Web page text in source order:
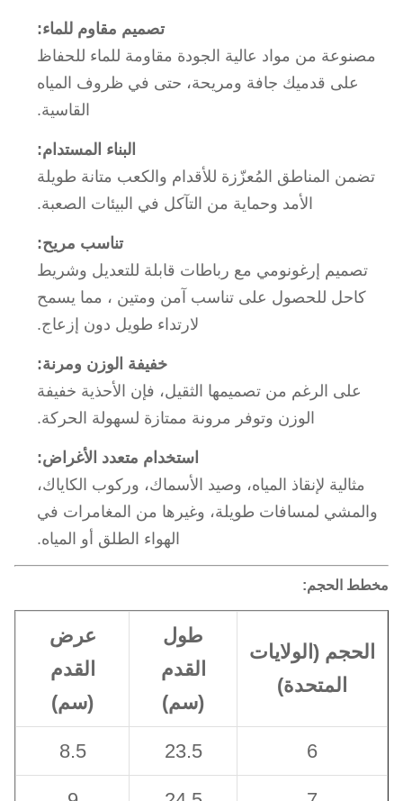
تصميم مقاوم للماء:
مصنوعة من مواد عالية الجودة مقاومة للماء للحفاظ
على قدميك جافة ومريحة، حتى في ظروف المياه
القاسية.
البناء المستدام:
تضمن المناطق المُعزّزة للأقدام والكعب متانة طويلة
الأمد وحماية من التآكل في البيئات الصعبة.
تناسب مريح:
تصميم إرغونومي مع رباطات قابلة للتعديل وشريط
كاحل للحصول على تناسب آمن ومتين ، مما يسمح
لارتداء طويل دون إزعاج.
خفيفة الوزن ومرنة:
على الرغم من تصميمها الثقيل، فإن الأحذية خفيفة
الوزن وتوفر مرونة ممتازة لسهولة الحركة.
استخدام متعدد الأغراض:
مثالية لإنقاذ المياه، وصيد الأسماك، وركوب الكاياك،
والمشي لمسافات طويلة، وغيرها من المغامرات في
الهواء الطلق أو المياه.
مخطط الحجم:
الحجم (الولايات
المتحدة)
طول
القدم
(سم)
عرض
القدم
(سم)
6
23.5
8.5